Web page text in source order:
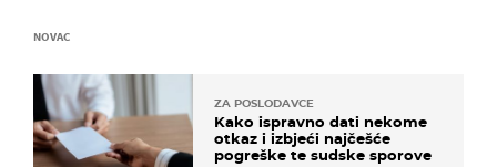
NOVAC
ZA POSLODAVCE
Kako ispravno dati nekome
otkaz i izbjeći najčešće
pogreške te sudske sporove